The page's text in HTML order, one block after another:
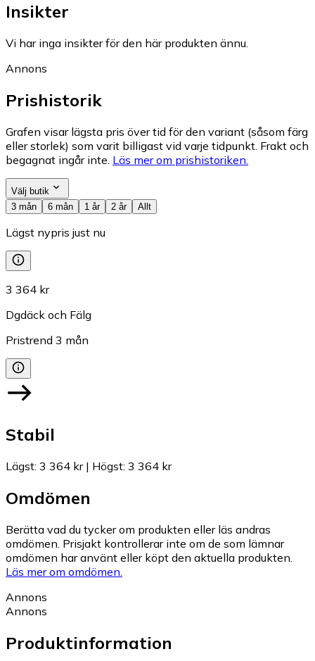
Insikter
Vi har inga insikter för den här produkten ännu.
Annons
Prishistorik
Grafen visar lägsta pris över tid för den variant (såsom färg
eller storlek) som varit billigast vid varje tidpunkt. Frakt och
begagnat ingår inte. Läs mer om prishistoriken.
Välj butik
3 mån
6 mån 1 år 2 år Allt
Lägst nypris just nu
3 364 kr
Dgdäck och Fälg
Pristrend 3 mån
Stabil
Lägst: 3 364 kr| Högst: 3 364 kr
Omdömen
Berätta vad du tycker om produkten eller läs andras
omdömen. Prisjakt kontrollerar inte om de som lämnar
omdömen har använt eller köpt den aktuella produkten.
Läs mer om omdömen.
Annons
Annons
Produktinformation